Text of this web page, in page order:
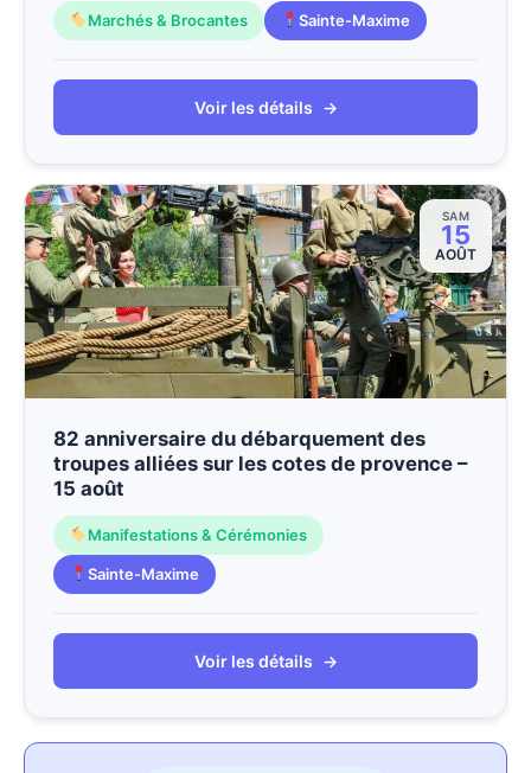
Marchés & Brocantes Sainte-Maxime
Voir les détails →
SAM
15
AOÛT
82 anniversaire du débarquement des
troupes alliées sur les cotes de provence –
15 août
Manifestations & Cérémonies
Sainte-Maxime
Voir les détails →